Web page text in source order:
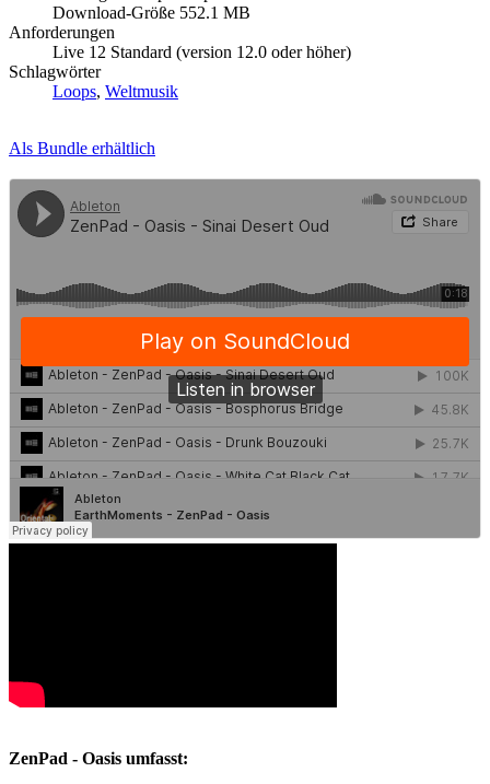
Download-Größe 552.1 MB
Anforderungen
Live 12 Standard (version 12.0 oder höher)
Schlagwörter
Loops, Weltmusik
Als Bundle erhältlich
ZenPad - Oasis umfasst: